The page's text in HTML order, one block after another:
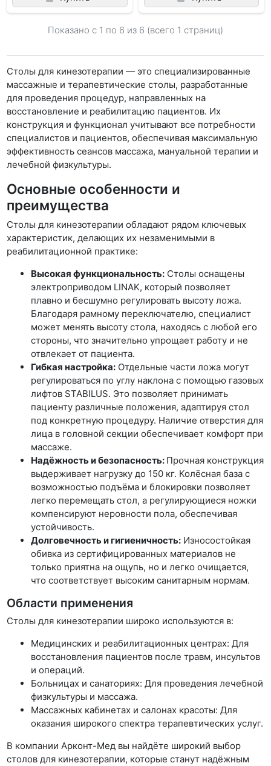
Показано с 1 по 6 из 6 (всего 1 страниц)
Столы для кинезотерапии — это специализированные
массажные и терапевтические столы, разработанные
для проведения процедур, направленных на
восстановление и реабилитацию пациентов. Их
конструкция и функционал учитывают все потребности
специалистов и пациентов, обеспечивая максимальную
эффективность сеансов массажа, мануальной терапии и
лечебной физкультуры.
Основные особенности и
преимущества
Столы для кинезотерапии обладают рядом ключевых
характеристик, делающих их незаменимыми в
реабилитационной практике:
Высокая функциональность: Столы оснащены
электроприводом LINAK, который позволяет
плавно и бесшумно регулировать высоту ложа.
Благодаря рамному переключателю, специалист
может менять высоту стола, находясь с любой его
стороны, что значительно упрощает работу и не
отвлекает от пациента.
Гибкая настройка: Отдельные части ложа могут
регулироваться по углу наклона с помощью газовых
лифтов STABILUS. Это позволяет принимать
пациенту различные положения, адаптируя стол
под конкретную процедуру. Наличие отверстия для
лица в головной секции обеспечивает комфорт при
массаже.
Надёжность и безопасность: Прочная конструкция
выдерживает нагрузку до 150 кг. Колёсная база с
возможностью подъёма и блокировки позволяет
легко перемещать стол, а регулирующиеся ножки
компенсируют неровности пола, обеспечивая
устойчивость.
Долговечность и гигиеничность: Износостойкая
обивка из сертифицированных материалов не
только приятна на ощупь, но и легко очищается,
что соответствует высоким санитарным нормам.
Области применения
Столы для кинезотерапии широко используются в:
Медицинских и реабилитационных центрах: Для
восстановления пациентов после травм, инсультов
и операций.
Больницах и санаториях: Для проведения лечебной
физкультуры и массажа.
Массажных кабинетах и салонах красоты: Для
оказания широкого спектра терапевтических услуг.
В компании Арконт-Мед вы найдёте широкий выбор
столов для кинезотерапии, которые станут надёжным